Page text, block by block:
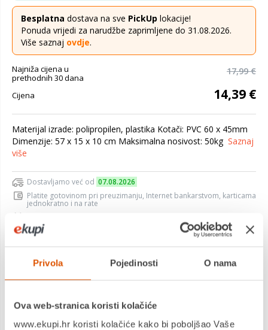
Privola Pojedinosti O nama
Ova web-stranica koristi kolačiće
www.ekupi.hr koristi kolačiće kako bi poboljšao Vaše
Besplatna dostava na sve PickUp lokacije!
Ponuda vrijedi za narudžbe zaprimljene do 31.08.2026.
Više saznaj ovdje.
Najniža cijena u
prethodnih 30 dana
17,99 €
Cijena 14,39 €
Materijal izrade: polipropilen, plastika Kotači: PVC 60 x 45mm
Dimenzije: 57 x 15 x 10 cm Maksimalna nosivost: 50kg Saznaj
više
Dostavljamo već od 07.08.2026
Platite gotovinom pri preuzimanju, Internet bankarstvom, karticama
jednokratno i na rate